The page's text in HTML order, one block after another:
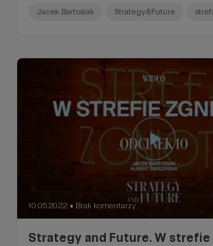
Jacek Bartosiak Strategy&Future
10.05.2022 ● Brak komentarzy
Strategy and Future. W